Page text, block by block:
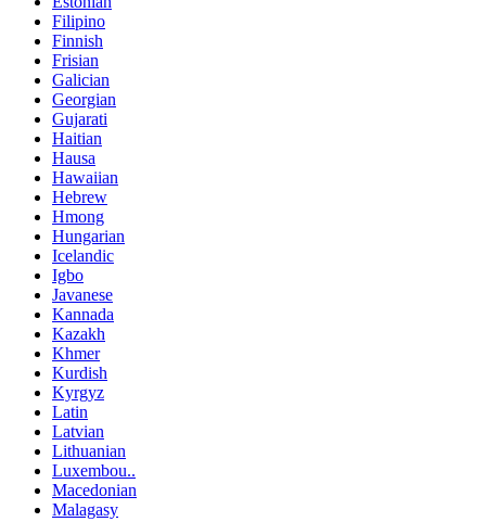
Filipino
Finnish
Frisian
Galician
Georgian
Gujarati
Haitian
Hausa
Hawaiian
Hebrew
Hmong
Hungarian
Icelandic
Igbo
Javanese
Kannada
Kazakh
Khmer
Kurdish
Kyrgyz
Latin
Latvian
Lithuanian
Luxembou..
Macedonian
Malagasy